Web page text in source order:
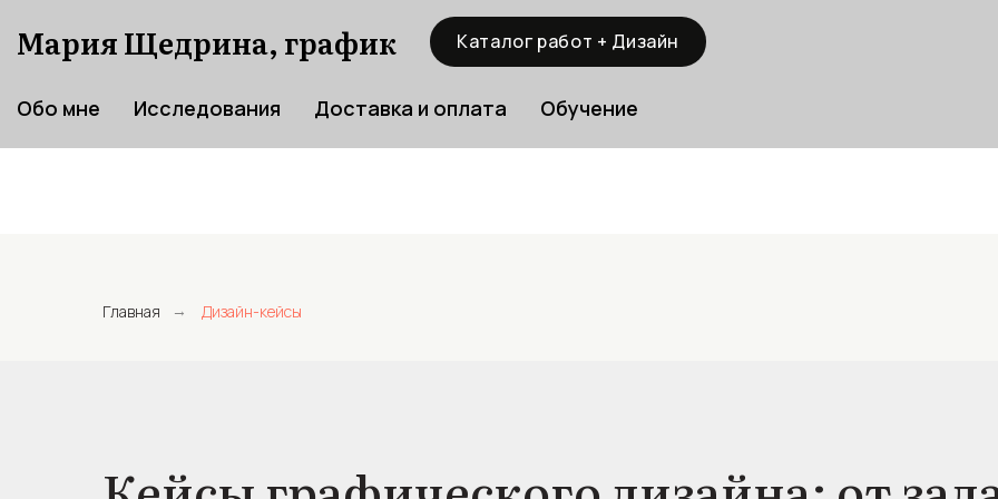
Мария Щедрина, график Каталог работ + Дизайн
Обо мне Исследования Доставка и оплата Обучение
Главная → Дизайн-кейсы